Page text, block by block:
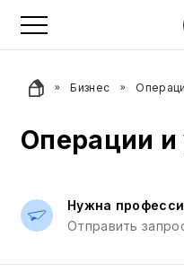
Бизнес
Операции и
Нужна
Отправить